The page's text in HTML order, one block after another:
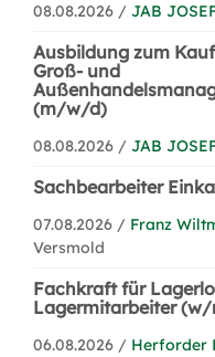
08.08.2026 / JAB
Ausbildung zum
Groß- und
(m/w/d)
08.08.2026 / JAB
Sachbearbeiter
07.08.2026 / Franz
Versmold
Fachkraft für
Lagermitarbeiter
06.08.2026 / Herforder